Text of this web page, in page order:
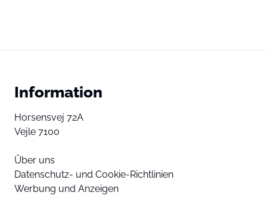
Information
Horsensvej 72A
Vejle 7100
Über uns
Datenschutz- und Cookie-Richtlinien
Werbung und Anzeigen